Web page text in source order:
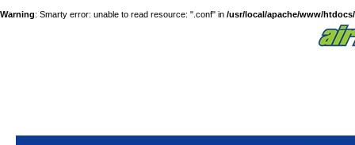
Warning: Smarty error: unable to read resource: ".conf" in /usr/local/apache/www/